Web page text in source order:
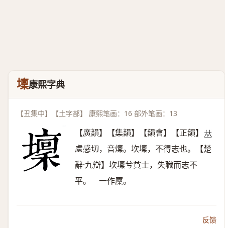
壈康熙字典
【丑集中】【土字部】 康熙笔画：16 部外笔画：13
【廣韻】【集韻】【韻會】【正韻】 𠀤
盧感切，音燣。坎壈，不得志也。【楚
辭·九辯】坎壈兮貧士，失職而志不
平。 一作廩。
反馈